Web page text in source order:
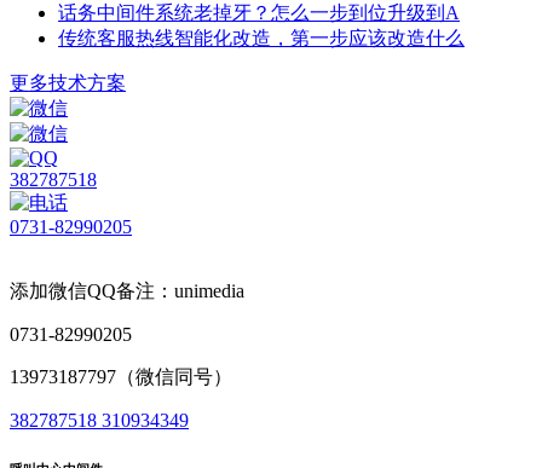
话务中间件系统老掉牙？怎么一步到位升级到A
传统客服热线智能化改造，第一步应该改造什么
更多技术方案
382787518
0731-82990205
添加微信QQ备注：unimedia
0731-82990205
13973187797（微信同号）
382787518 310934349